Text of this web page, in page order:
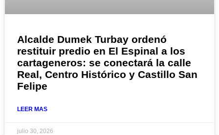
Alcalde Dumek Turbay ordenó
restituir predio en El Espinal a los
cartageneros: se conectará la calle
Real, Centro Histórico y Castillo San
Felipe
LEER MAS
julio 30, 2026